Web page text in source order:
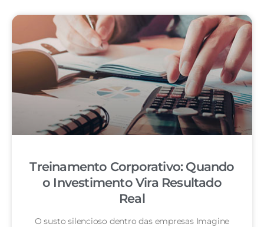
Treinamento Corporativo: Quando
o Investimento Vira Resultado
Real
O susto silencioso dentro das empresas Imagine